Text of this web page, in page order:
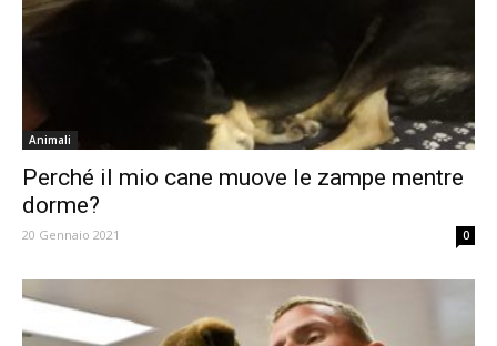
Animali
Perché il mio cane muove le zampe mentre
dorme?
20 Gennaio 2021 0